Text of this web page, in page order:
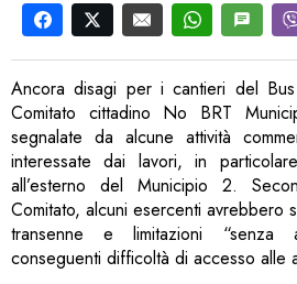
Ancora disagi per i cantieri del
Comitato cittadino No BRT
segnalate da alcune attività
interessate dai lavori, in
all’esterno del Municipio 2.
Comitato, alcuni esercenti avrebbero
transenne e limitazioni “senza
conseguenti difficoltà di accesso alle